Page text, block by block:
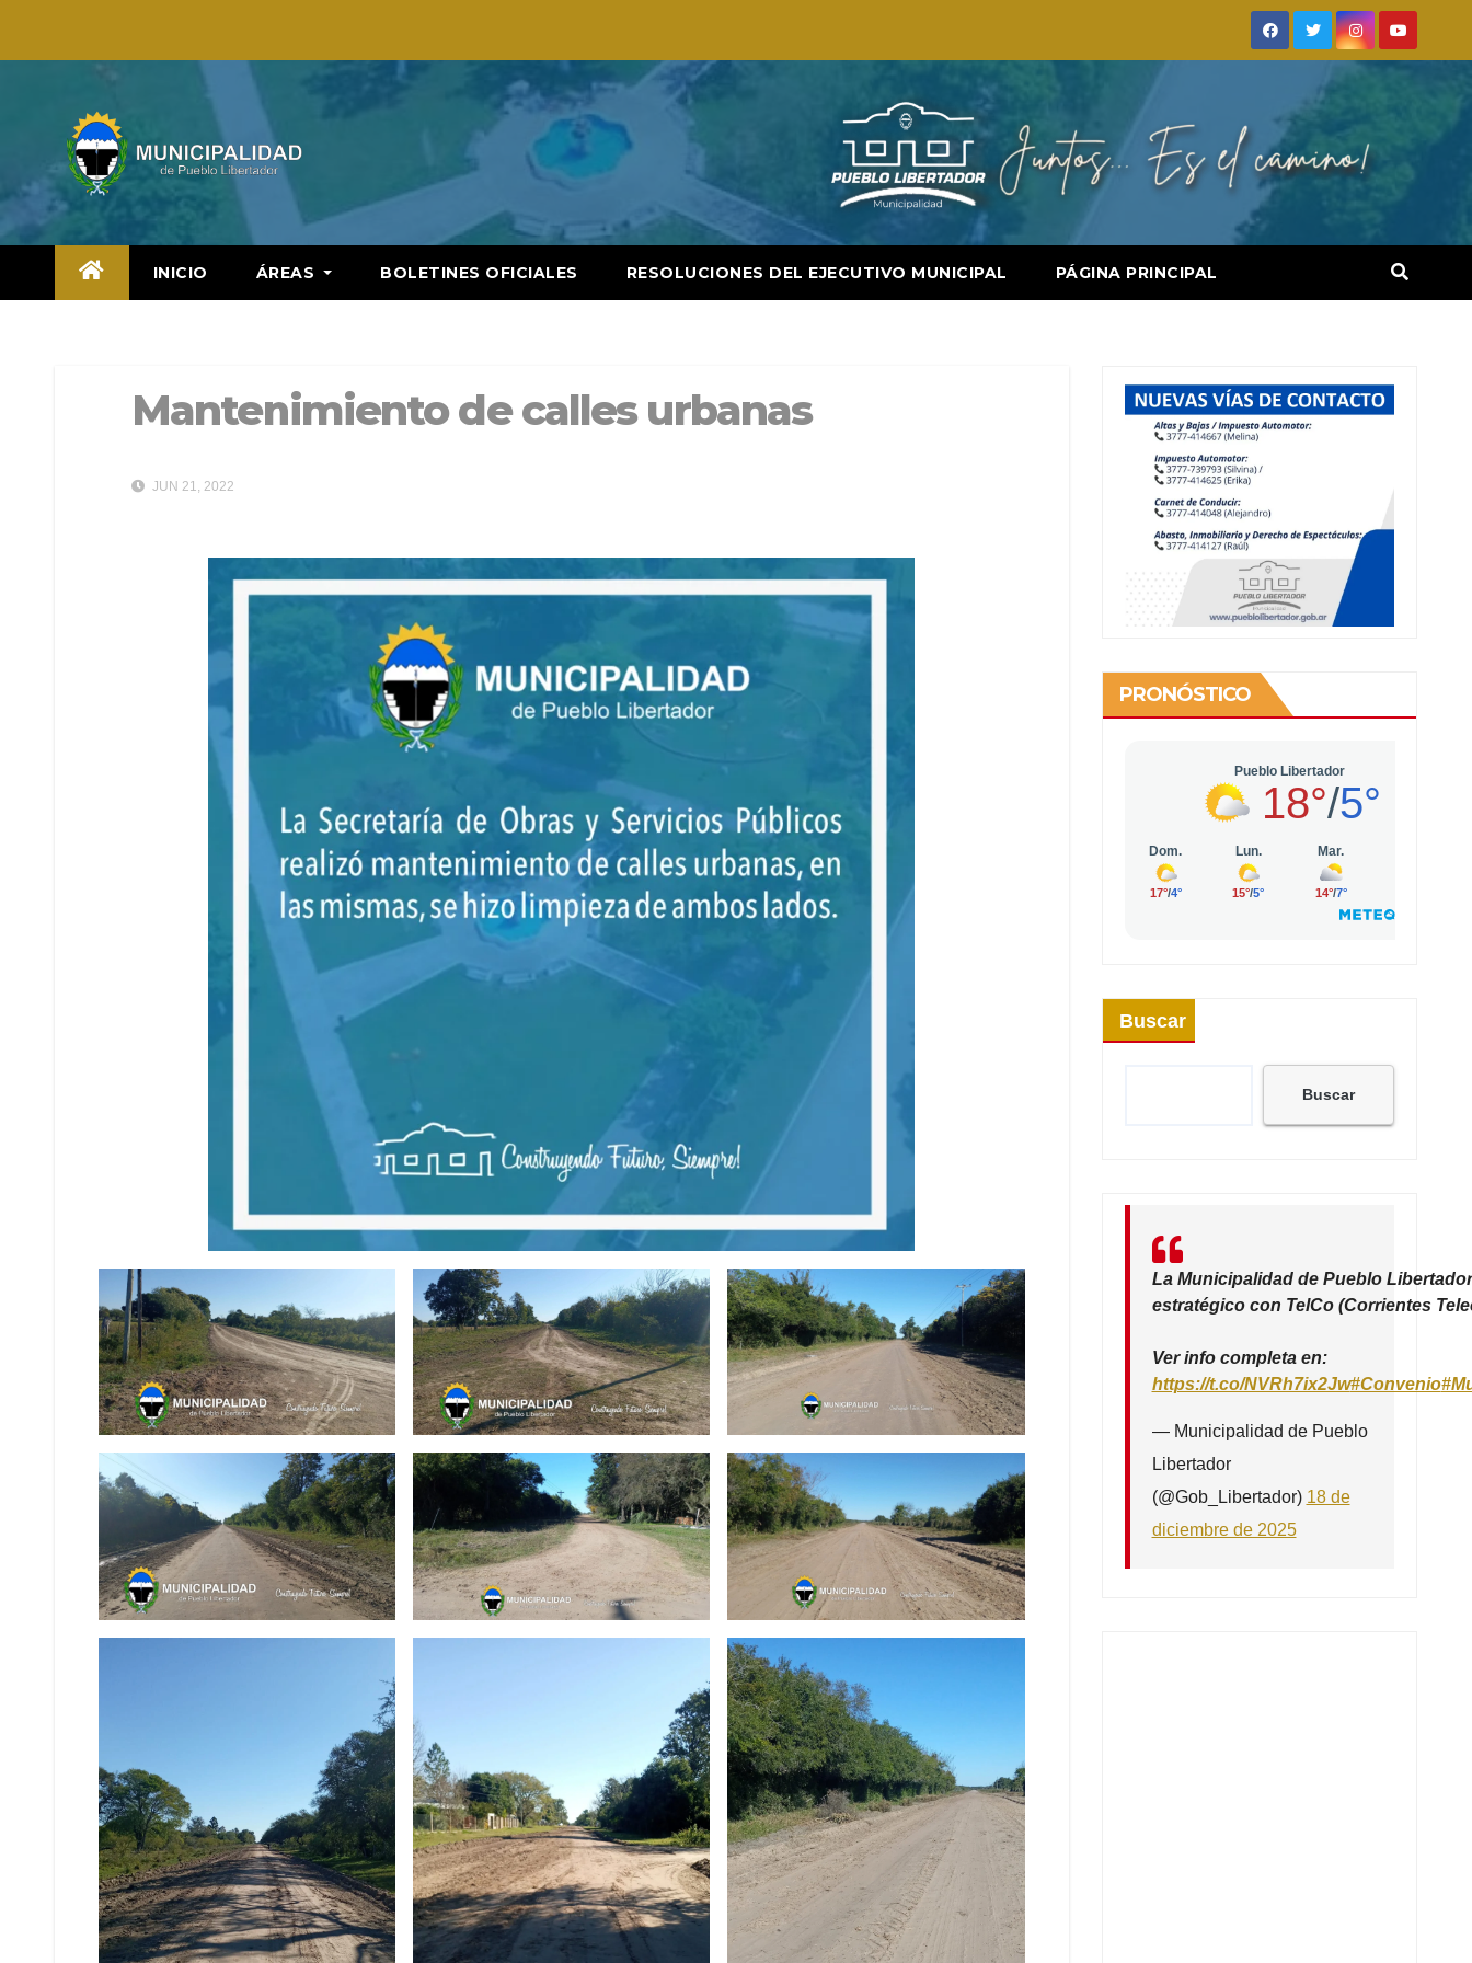
INICIO ÁREAS BOLETINES OFICIALES RESOLUCIONES DEL EJECUTIVO MUNICIPAL PÁGINA PRINCIPAL
Mantenimiento de calles urbanas
JUN 21, 2022
PRONÓSTICO
Buscar
Buscar
La Municipalidad de Pueblo
estratégico con TelCo (Corrientes
Ver info completa en:
https://t.co/NVRh7ix2Jw#Convenio
— Municipalidad de Pueblo
Libertador
(@Gob_Libertador) 18 de
diciembre de 2025